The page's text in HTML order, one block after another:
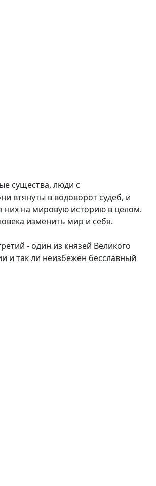
существа, люди с
втянуты в водоворот судеб, и
них на мировую историю в целом.
изменить мир и себя.
- один из князей Великого
и так ли неизбежен бесславный